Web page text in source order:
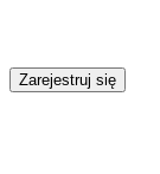
Zarejestruj się